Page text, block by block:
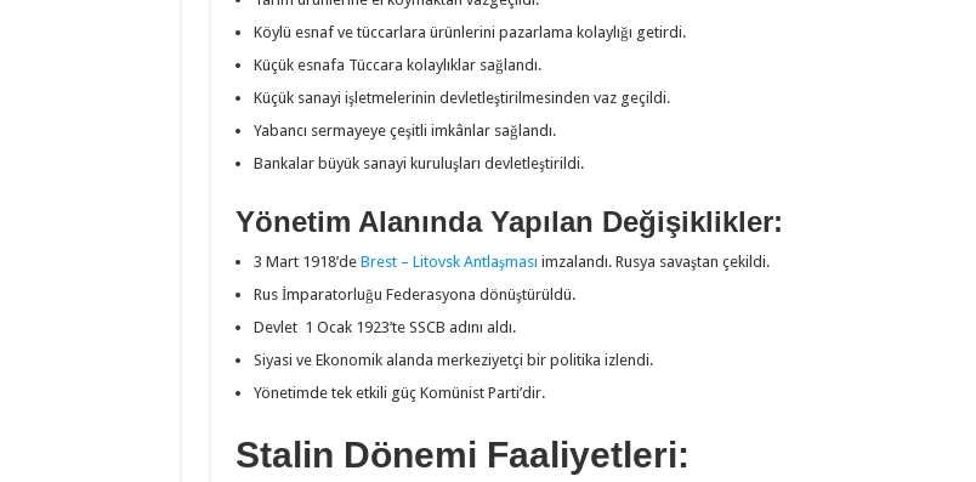
Köylü esnaf ve tüccarlara ürünlerini pazarlama kolaylığı getirdi.
Küçük esnafa Tüccara kolaylıklar sağlandı.
Küçük sanayi işletmelerinin devletleştirilmesinden vaz geçildi.
Yabancı sermayeye çeşitli imkânlar sağlandı.
Bankalar büyük sanayi kuruluşları devletleştirildi.
Yönetim Alanında Yapılan Değişiklikler:
3 Mart 1918’de Brest – Litovsk Antlaşması imzalandı. Rusya savaştan çekildi.
Rus İmparatorluğu Federasyona dönüştürüldü.
Devlet 1 Ocak 1923’te SSCB adını aldı.
Siyasi ve Ekonomik alanda merkeziyetçi bir politika izlendi.
Yönetimde tek etkili güç Komünist Parti’dir.
Stalin Dönemi Faaliyetleri: